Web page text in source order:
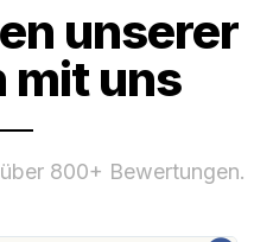
unserer
mit uns
800+ Bewertungen.